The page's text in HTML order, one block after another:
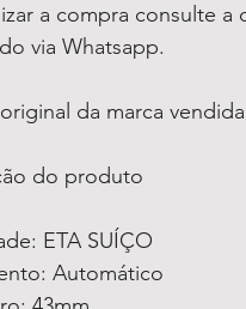
a compra consulte
via Whatsapp.
da marca
do produto
ETA SUÍÇO
Automático